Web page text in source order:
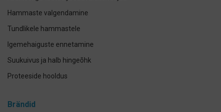
Hammaste valgendamine
Tundlikele hammastele
Igemehaiguste ennetamine
Suukuivus ja halb hingeõhk
Proteeside hooldus
Implantaadi hooldus
Brändid